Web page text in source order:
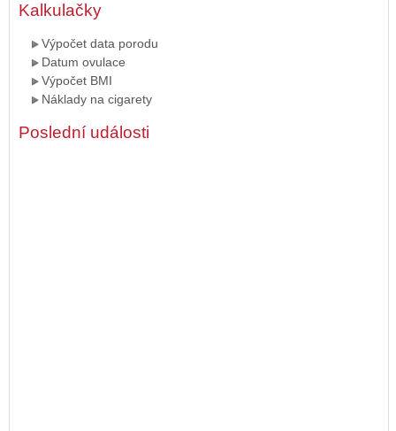
Kalkulačky
Výpočet data porodu
Datum ovulace
Výpočet BMI
Náklady na cigarety
Poslední události